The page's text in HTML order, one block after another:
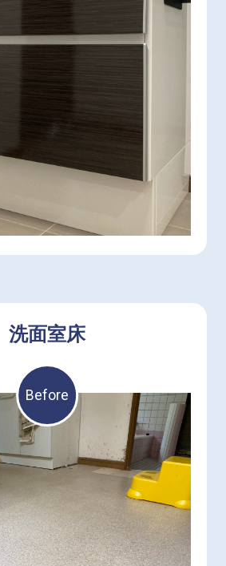
納内部も熱に強いホーロー製だ
ンを高温のまま収納可能。冷ま
けます。
洗面室床
Before